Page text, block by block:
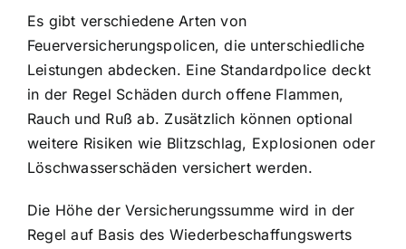
Es gibt verschiedene Arten von
Feuerversicherungspolicen, die unterschiedliche
Leistungen abdecken. Eine Standardpolice deckt
in der Regel Schäden durch offene Flammen,
Rauch und Ruß ab. Zusätzlich können optional
weitere Risiken wie Blitzschlag, Explosionen oder
Löschwasserschäden versichert werden.
Die Höhe der Versicherungssumme wird in der
Regel auf Basis des Wiederbeschaffungswerts